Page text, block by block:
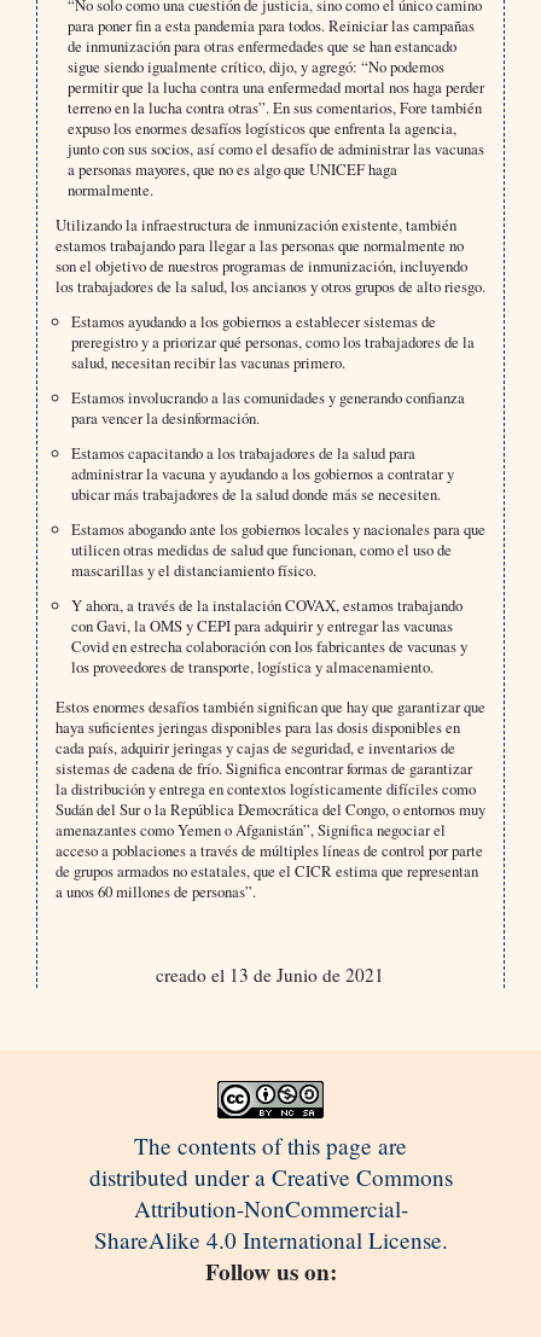
“No solo como una cuestión de justicia, sino como el único camino
para poner fin a esta pandemia para todos. Reiniciar las campañas
de inmunización para otras enfermedades que se han estancado
sigue siendo igualmente crítico, dijo, y agregó: “No podemos
permitir que la lucha contra una enfermedad mortal nos haga perder
terreno en la lucha contra otras”. En sus comentarios, Fore también
expuso los enormes desafíos logísticos que enfrenta la agencia,
junto con sus socios, así como el desafío de administrar las vacunas
a personas mayores, que no es algo que UNICEF haga
normalmente.
Utilizando la infraestructura de inmunización existente, también
estamos trabajando para llegar a las personas que normalmente no
son el objetivo de nuestros programas de inmunización, incluyendo
los trabajadores de la salud, los ancianos y otros grupos de alto riesgo.
Estamos ayudando a los gobiernos a establecer sistemas de
preregistro y a priorizar qué personas, como los trabajadores de la
salud, necesitan recibir las vacunas primero.
Estamos involucrando a las comunidades y generando confianza
para vencer la desinformación.
Estamos capacitando a los trabajadores de la salud para
administrar la vacuna y ayudando a los gobiernos a contratar y
ubicar más trabajadores de la salud donde más se necesiten.
Estamos abogando ante los gobiernos locales y nacionales para que
utilicen otras medidas de salud que funcionan, como el uso de
mascarillas y el distanciamiento físico.
Y ahora, a través de la instalación COVAX, estamos trabajando
con Gavi, la OMS y CEPI para adquirir y entregar las vacunas
Covid en estrecha colaboración con los fabricantes de vacunas y
los proveedores de transporte, logística y almacenamiento.
Estos enormes desafíos también significan que hay que garantizar que
haya suficientes jeringas disponibles para las dosis disponibles en
cada país, adquirir jeringas y cajas de seguridad, e inventarios de
sistemas de cadena de frío. Significa encontrar formas de garantizar
la distribución y entrega en contextos logísticamente difíciles como
Sudán del Sur o la República Democrática del Congo, o entornos muy
amenazantes como Yemen o Afganistán”, Significa negociar el
acceso a poblaciones a través de múltiples líneas de control por parte
de grupos armados no estatales, que el CICR estima que representan
a unos 60 millones de personas”.
creado el 13 de Junio de 2021
The contents of this page are
distributed under a Creative Commons
Attribution-NonCommercial-
ShareAlike 4.0 International License.
Follow us on: